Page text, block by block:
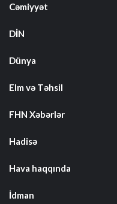
Cəmiyyət
DİN
Dünya
Elm və Təhsil
FHN Xəbərlər
Hadisə
Hava haqqında
İdman